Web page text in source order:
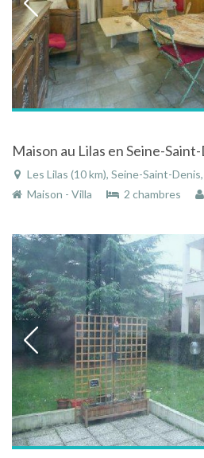
Les Lilas (10 km), Seine-Saint-
Maison - Villa
2 chambres